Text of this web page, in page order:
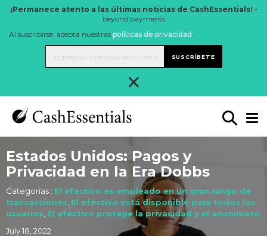
¡Permanece atento a las últimas noticias de CashEssentials! -
beyond payments
Al suscribirse, acepta nuestras políticas de privacidad .
SUSCRÍBETE
×
Estados Unidos: Pagos y
Privacidad en la Era Dobbs
Categorías : El efectivo es empleado en un gran rango de
transacciones El efectivo está disponible para todos los
usuarios El efectivo protege la privacidad y el anonimato
July 18, 2022